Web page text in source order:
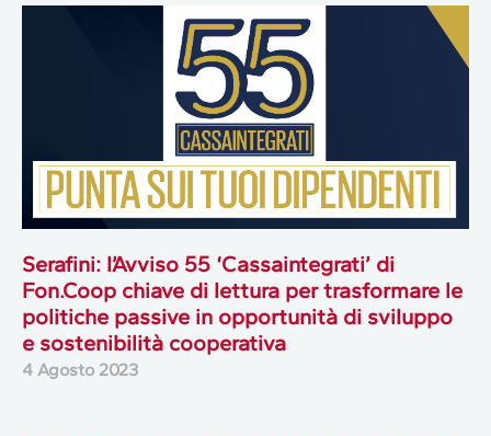
Serafini: l’Avviso 55 ‘Cassaintegrati’ di
Fon.Coop chiave di lettura per trasformare le
politiche passive in opportunità di sviluppo
e sostenibilità cooperativa
4 Agosto 2023